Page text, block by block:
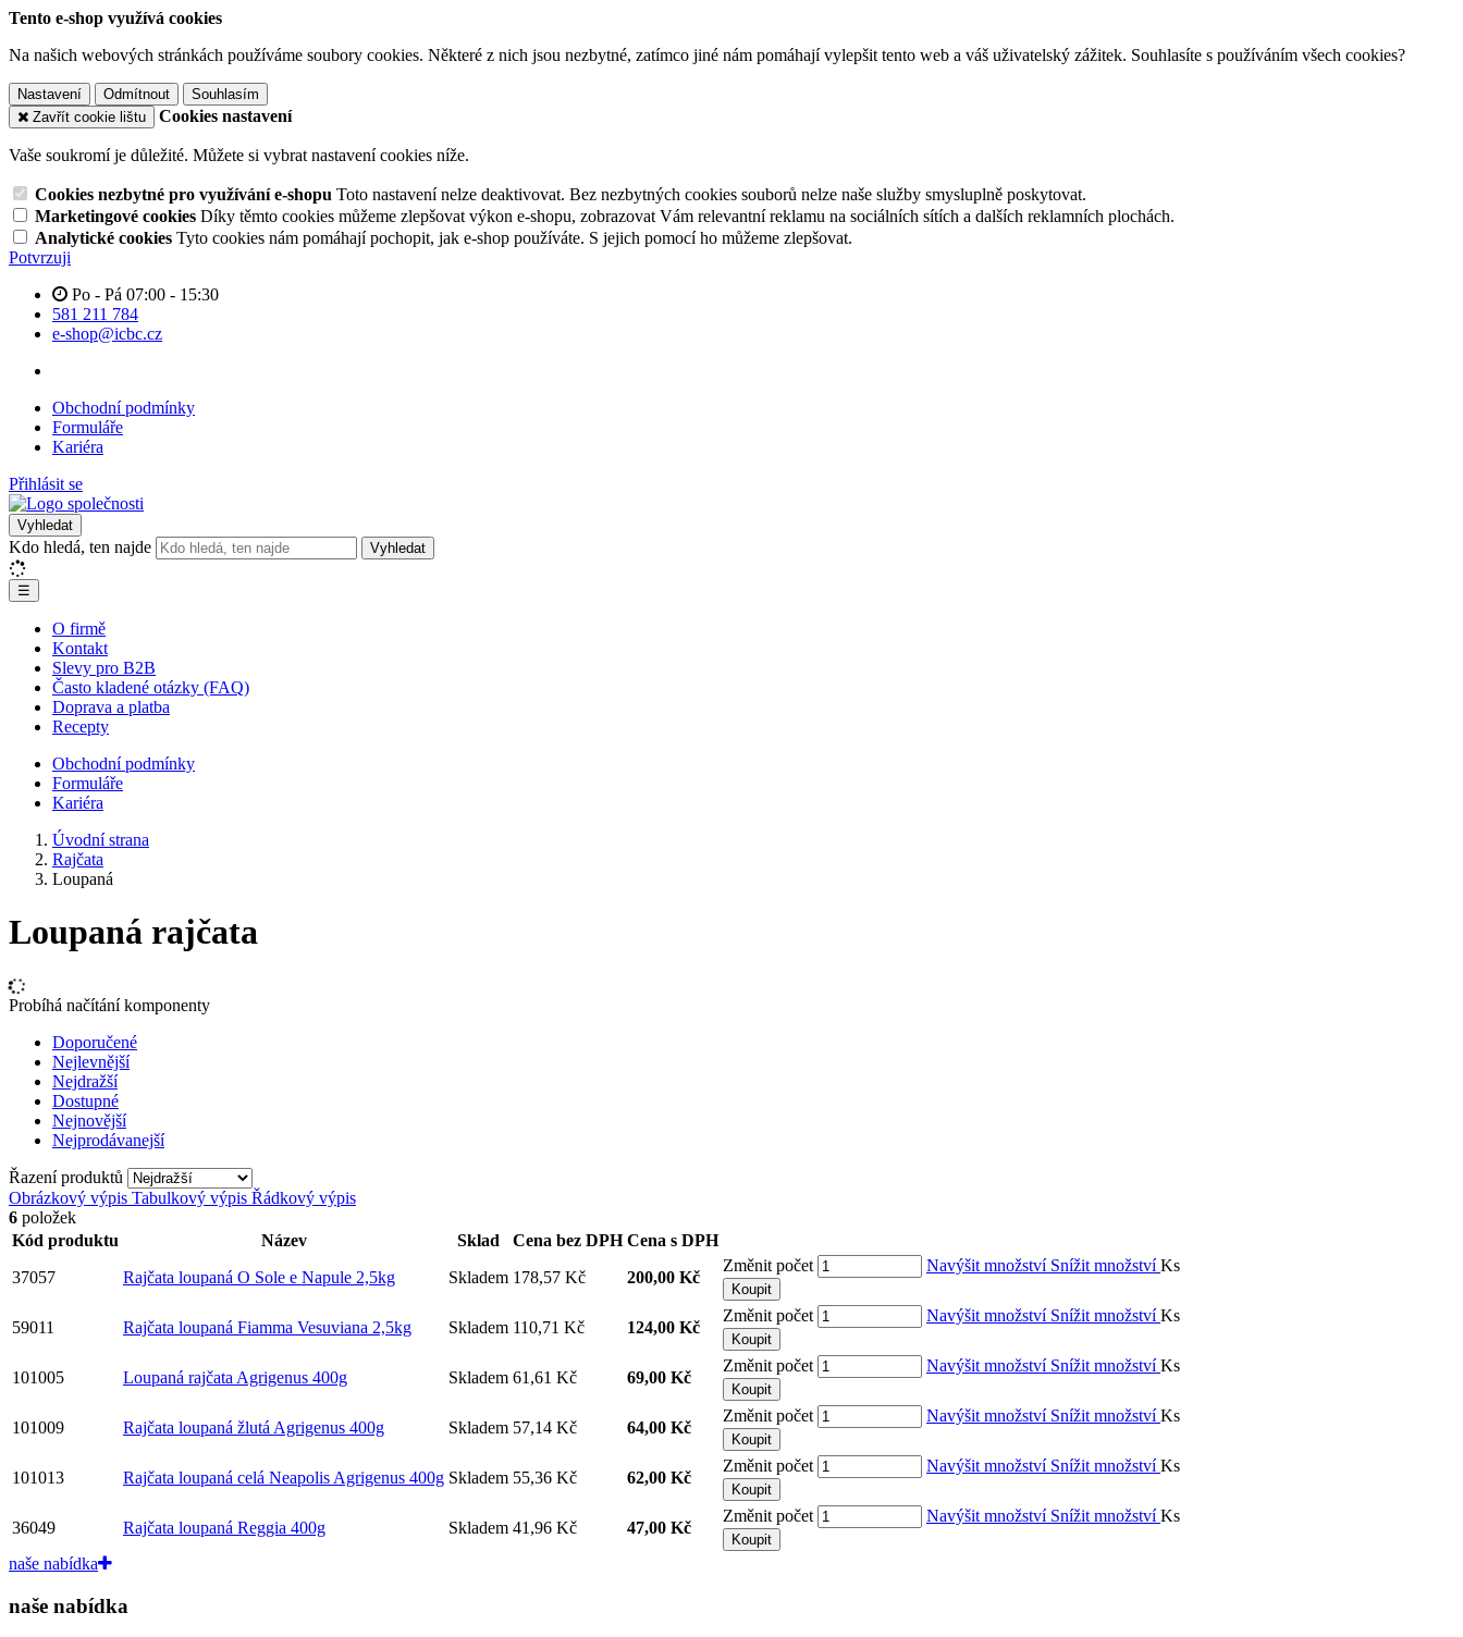
Tento e-shop využívá cookies
Na našich webových stránkách používáme soubory cookies. Některé z nich jsou nezbytné, zatímco jiné nám pomáhají vylepšit tento web a váš uživatelský zážitek. Souhlasíte s používáním všech cookies?
Nastavení Odmítnout
Souhlasím
Zavřít cookie lištu
Cookies nastavení
Vaše soukromí je důležité. Můžete si vybrat nastavení cookies níže.
Cookies nezbytné pro využívání e-shopu Toto nastavení nelze deaktivovat. Bez nezbytných cookies souborů nelze naše služby smysluplně poskytovat.
Marketingové cookies Díky těmto cookies můžeme zlepšovat výkon e-shopu, zobrazovat Vám relevantní reklamu na sociálních sítích a dalších reklamních plochách.
Analytické cookies Tyto cookies nám pomáhají pochopit, jak e-shop používáte. S jejich pomocí ho můžeme zlepšovat.
Potvrzuji
Po - Pá 07:00 - 15:30
581 211 784
e-shop@icbc.cz
Obchodní podmínky
Formuláře
Kariéra
Přihlásit se
Vyhledat
Kdo hledá, ten najde Vyhledat
☰
O firmě
Kontakt
Slevy pro B2B
Často kladené otázky (FAQ)
Doprava a platba
Recepty
Obchodní podmínky
Formuláře
Kariéra
Úvodní strana
Rajčata
Loupaná
Loupaná rajčata
Probíhá načítání komponenty
Doporučené
Nejlevnější
Nejdražší
Dostupné
Nejnovější
Nejprodávanejší
Řazení produktů
Obrázkový výpis Tabulkový výpis Řádkový výpis
6 položek
Kód produktu
Název Sklad Cena bez DPH Cena s DPH
37057
Rajčata loupaná O Sole e Napule 2,5kg Skladem 178,57 Kč 200,00 Kč
Změnit počet Navýšit množství Snížit množstvíKs
Koupit
59011 Rajčata loupaná Fiamma Vesuviana 2,5kg Skladem 110,71 Kč 124,00 Kč
Změnit počet Navýšit množství Snížit množstvíKs
Koupit
101005 Loupaná rajčata Agrigenus 400g Skladem 61,61 Kč 69,00 Kč
Změnit počet Navýšit množství Snížit množstvíKs
Koupit
101009 Rajčata loupaná žlutá Agrigenus 400g Skladem 57,14 Kč 64,00 Kč
Změnit počet Navýšit množství Snížit množstvíKs
Koupit
101013 Rajčata loupaná celá Neapolis Agrigenus 400g Skladem 55,36 Kč 62,00 Kč
Změnit počet Navýšit množství Snížit množstvíKs
Koupit
36049 Rajčata loupaná Reggia 400g Skladem 41,96 Kč 47,00 Kč
Změnit počet Navýšit množství Snížit množstvíKs
Koupit
naše nabídka
naše nabídka